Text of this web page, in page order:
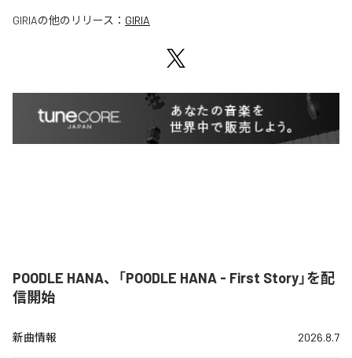
GIRIAの他のリリース： GIRIA
POODLE HANA、「POODLE HANA - First Story」を配
信開始
新曲情報 2026.8.7